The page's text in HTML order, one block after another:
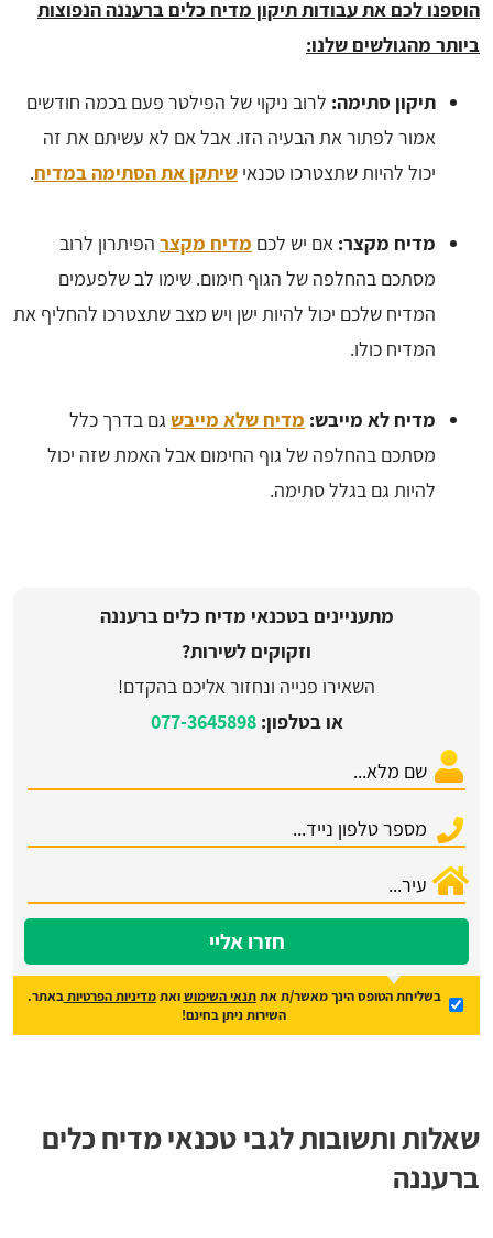
הוספנו לכם את עבודות תיקון מדיח כלים ברעננה הנפוצות
ביותר מהגולשים שלנו:
תיקון סתימה: לרוב ניקוי של הפילטר פעם בכמה חודשים
אמור לפתור את הבעיה הזו. אבל אם לא עשיתם את זה
יכול להיות שתצטרכו טכנאי שיתקן את הסתימה במדיח.
מדיח מקצר: אם יש לכם מדיח מקצר הפיתרון לרוב
מסתכם בהחלפה של הגוף חימום. שימו לב שלפעמים
המדיח שלכם יכול להיות ישן ויש מצב שתצטרכו להחליף את
המדיח כולו.
מדיח לא מייבש: מדיח שלא מייבש גם בדרך כלל
מסתכם בהחלפה של גוף החימום אבל האמת שזה יכול
להיות גם בגלל סתימה.
מתעניינים בטכנאי מדיח כלים ברעננה
וזקוקים לשירות?
השאירו פנייה ונחזור אליכם בהקדם!
או בטלפון:077-3645898
חזרו אליי
בשליחת הטופס הינך מאשר/ת אתתנאי השימושואתמדיניות הפרטיות באתר.
השירות ניתן בחינם!
שאלות ותשובות לגבי טכנאי מדיח כלים
ברעננה